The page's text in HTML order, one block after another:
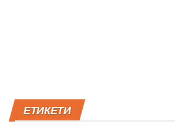
ЕТИКЕТИ